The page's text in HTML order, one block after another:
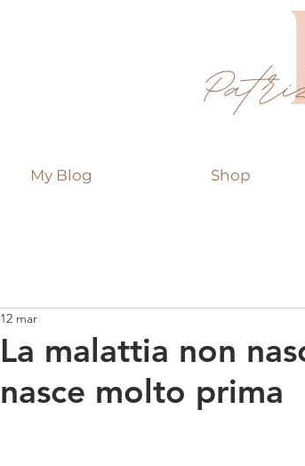
My Blog Shop
La malattia non
nasce molto prima
12 mar